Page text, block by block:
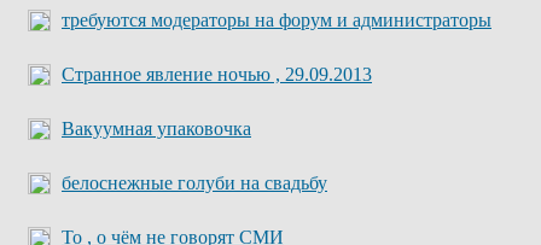
требуются модераторы на форум и администраторы
Странное явление ночью , 29.09.2013
Вакуумная упаковочка
белоснежные голуби на свадьбу
То , о чём не говорят СМИ